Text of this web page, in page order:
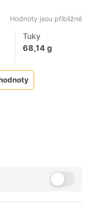
Hodnoty jsou přibližné
Tuky
68,14 g